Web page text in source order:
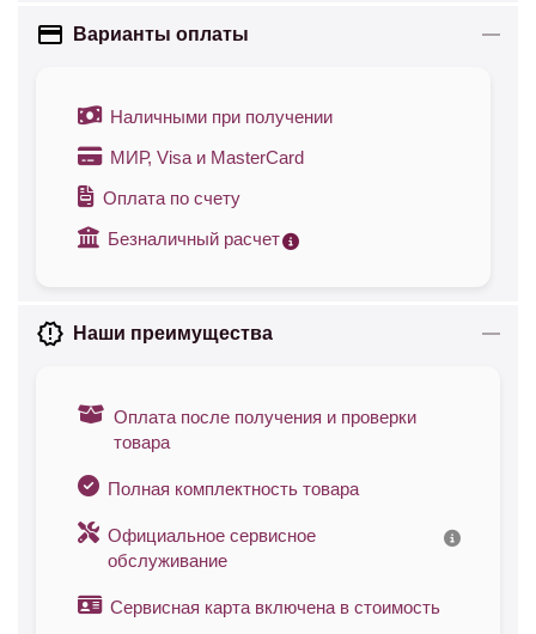
Варианты оплаты
Наличными при получении
МИР, Visa и MasterCard
Оплата по счету
Безналичный расчет
Наши преимущества
Оплата после получения и проверки
товара
Полная комплектность товара
Официальное сервисное
обслуживание
Сервисная карта включена в стоимость